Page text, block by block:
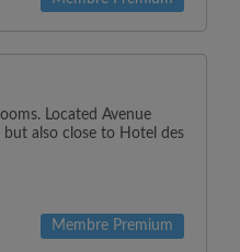
Located Avenue
but also close to Hotel des
Membre Premium